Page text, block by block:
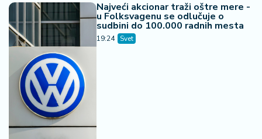
Najveći akcionar traži oštre mere -
u Folksvagenu se odlučuje o
sudbini do 100.000 radnih mesta
19:24 Svet